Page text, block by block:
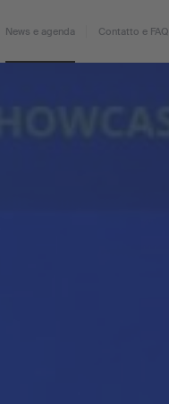
News e agenda Contatto e FAQ